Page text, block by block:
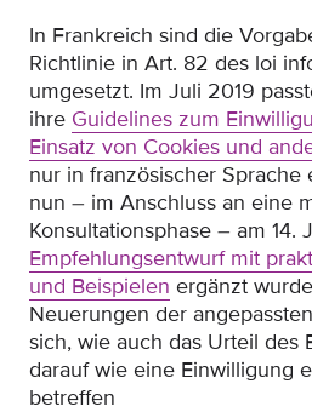
In Frankreich sind die
Richtlinie in Art. 82 des loi
umgesetzt. Im Juli 2019
ihre Guidelines zum
Einsatz von Cookies und
nur in französischer Sprache
nun – im Anschluss an eine
Konsultationsphase – am 14.
Empfehlungsentwurf mit
und Beispielen ergänzt
Neuerungen der
sich, wie auch das Urteil des
darauf wie eine Einwilligung
betreffen